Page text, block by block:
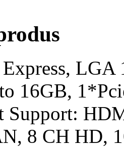
16GB,
Support:
8 CH HD,